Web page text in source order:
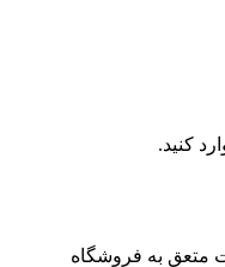
کنید.
متعق به فروشگاه